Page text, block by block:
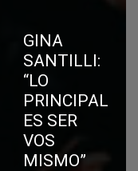
GINA
SANTILLI:
“LO
PRINCIPAL
ES SER
VOS
MISMO”